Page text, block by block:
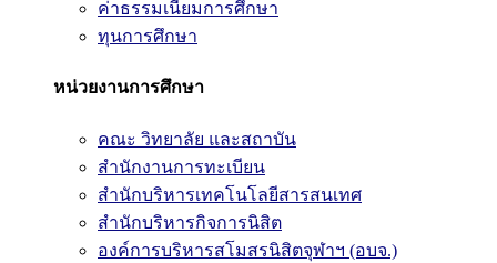
ค่าธรรมเนียมการศึกษา
ทุนการศึกษา
หน่วยงานการศึกษา
คณะ วิทยาลัย และสถาบัน
สำนักงานการทะเบียน
สำนักบริหารเทคโนโลยีสารสนเทศ
สำนักบริหารกิจการนิสิต
องค์การบริหารสโมสรนิสิตจุฬาฯ (อบจ.)